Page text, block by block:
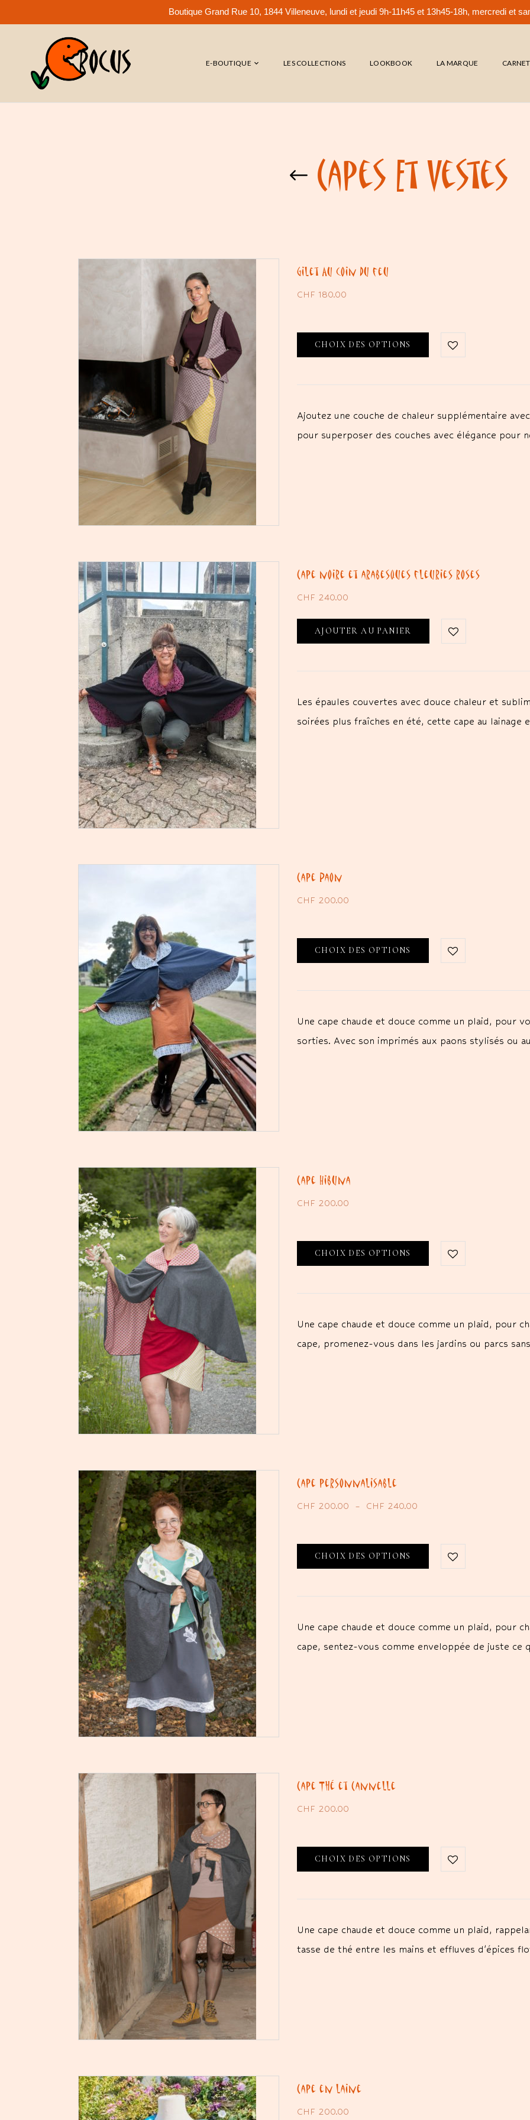
Boutique Grand Rue 10, 1844 Villeneuve, lundi et jeudi 9h-11h45 et 13h45-18h, mercredi et
E-BOUTIQUE LES COLLECTIONS LOOKBOOK LA MARQUE CARNET
Capes Et Vestes
Gilet Au coin du feu
CHF 180.00
CHOIX DES OPTIONS
Ajoutez une couche de chaleur supplémentaire
pour superposer des couches avec élégance pour
Cape noire et arabesques fleuries roses
CHF 240.00
AJOUTER AU PANIER
Les épaules couvertes avec douce chaleur et
soirées plus fraîches en été, cette cape au lainage
Cape Paon
CHF 200.00
CHOIX DES OPTIONS
Une cape chaude et douce comme un plaid, pour
sorties. Avec son imprimés aux paons stylisés ou
Cape Hibuna
CHF 200.00
CHOIX DES OPTIONS
Une cape chaude et douce comme un plaid, pour
cape, promenez-vous dans les jardins ou parcs
Cape personnalisable
CHF 200.00 – CHF 240.00
CHOIX DES OPTIONS
Une cape chaude et douce comme un plaid, pour
cape, sentez-vous comme enveloppée de juste ce
Cape Thé et Cannelle
CHF 200.00
CHOIX DES OPTIONS
Une cape chaude et douce comme un plaid,
tasse de thé entre les mains et effluves d'épices
Cape en laine
CHF 200.00